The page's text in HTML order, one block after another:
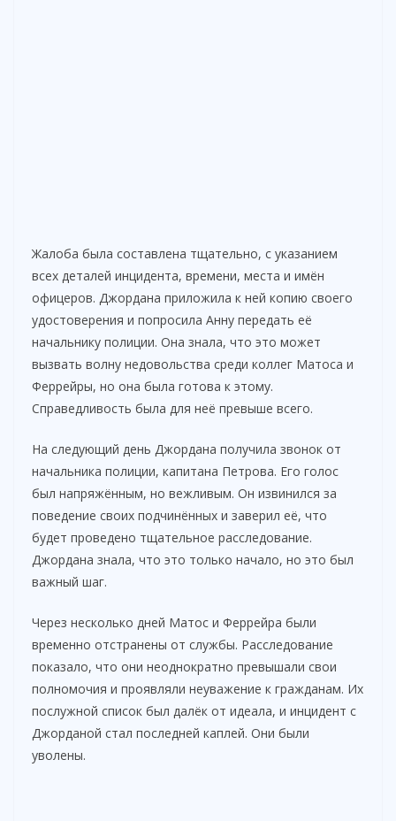
Жалоба была составлена тщательно, с указанием
всех деталей инцидента, времени, места и имён
офицеров. Джордана приложила к ней копию своего
удостоверения и попросила Анну передать её
начальнику полиции. Она знала, что это может
вызвать волну недовольства среди коллег Матоса и
Феррейры, но она была готова к этому.
Справедливость была для неё превыше всего.
На следующий день Джордана получила звонок от
начальника полиции, капитана Петрова. Его голос
был напряжённым, но вежливым. Он извинился за
поведение своих подчинённых и заверил её, что
будет проведено тщательное расследование.
Джордана знала, что это только начало, но это был
важный шаг.
Через несколько дней Матос и Феррейра были
временно отстранены от службы. Расследование
показало, что они неоднократно превышали свои
полномочия и проявляли неуважение к гражданам. Их
послужной список был далёк от идеала, и инцидент с
Джорданой стал последней каплей. Они были
уволены.